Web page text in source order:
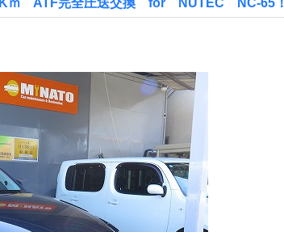
ATF完全圧送交換 for NUTEC NC-65！